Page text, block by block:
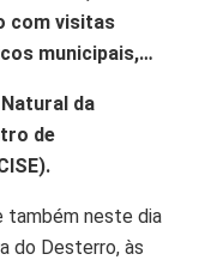
com visitas
municipais,…
da
de
também neste dia
do Desterro, às